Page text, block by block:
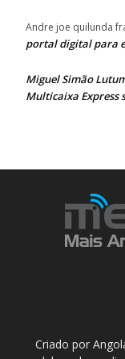
Andre joe quilunda
portal digital para
Miguel Simão
Multicaixa Express
Criado por